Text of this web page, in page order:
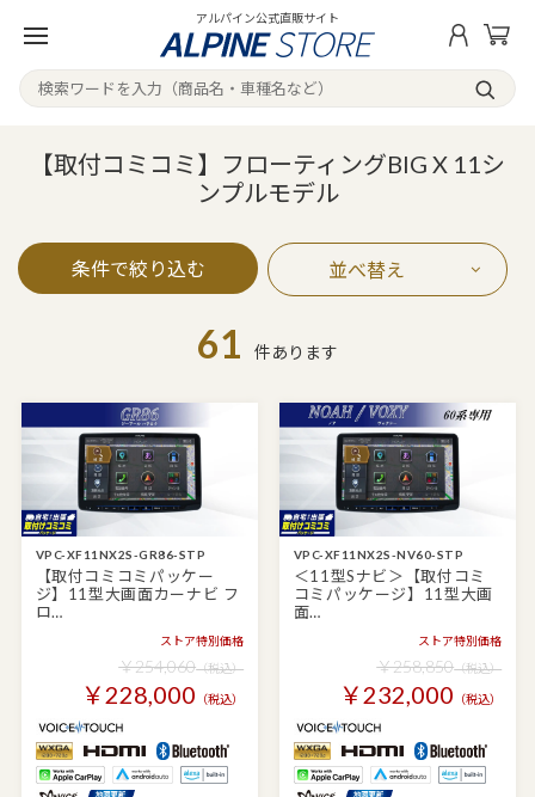
アルパイン公式直販サイト
【取付コミコミ】フローティングBIG X 11シ
ンプルモデル
条件で絞り込む 並べ替え
61 件あります
VPC-XF11NX2S-GR86-STP
【取付コミコミパッケー
ジ】11型大画面カーナビ フ
ロ…
ストア特別価格
￥254,060（税込）
￥228,000 （税込）
VPC-XF11NX2S-NV60-STP
＜11型Sナビ＞【取付コミ
コミパッケージ】11型大画
面…
ストア特別価格
￥258,850（税込）
￥232,000 （税込）